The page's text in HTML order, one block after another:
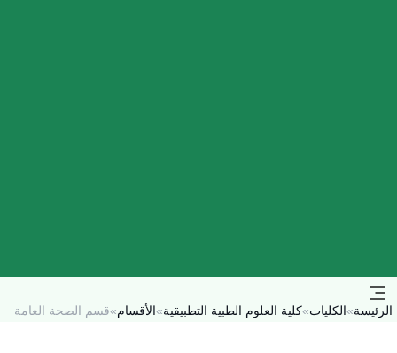
الرئيسة»الكليات»كلية العلوم الطبية التطبيقية»الأقسام»قسم الصحة العامة